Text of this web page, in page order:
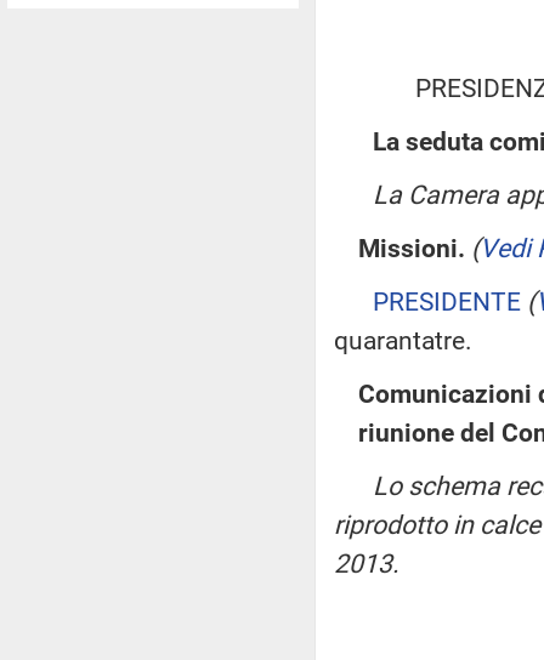
La seduta
La Camera
Missioni. (Vedi
PRESIDENTE (
quarantatre.
Comunicazioni
riunione del
Lo schema
riprodotto in
2013.